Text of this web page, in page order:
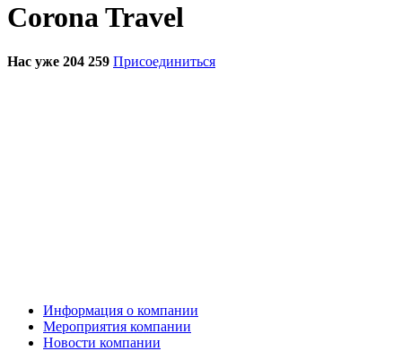
Corona Travel
Нас уже 204 259 Присоединиться
Информация о компании
Мероприятия компании
Новости компании